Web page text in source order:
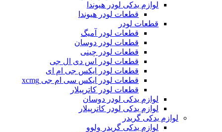
لوازم یدکی لودر هیوندا
قطعات لودر هیوندا
قطعات لودر
قطعات لودر آمیگ
قطعات لودر دوسان
قطعات لودر چینی
قطعات لودر اس دی ال جی
قطعات لودر ایکس جی ام ای
قطعات لودر ایکس سی ام جی xcmg
قطعات لودر کاترپیلار
لوازم یدکی لودر دوسان
لوازم یدکی لودر کاترپیلار
لوازم یدکی گریدر
لوازم یدکی گریدر ولوو